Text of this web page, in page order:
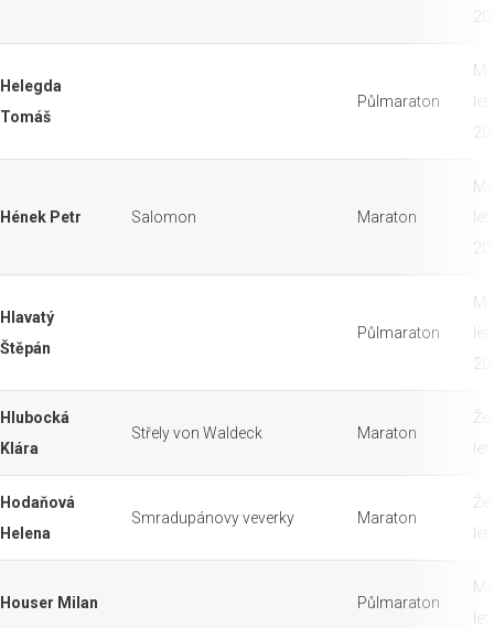
Helegda
Tomáš
Půlmaraton
Hének Petr Salomon Maraton
Hlavatý
Štěpán
Půlmaraton
Hlubocká
Klára
Střely von Waldeck Maraton
Hodaňová
Helena
Smradupánovy veverky Maraton
Houser Milan Půlmaraton